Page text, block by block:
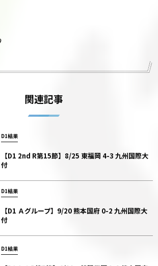
関連記事
D1結果
【D1 2nd R第15節】8/25 東福岡 4-3 九州国際大
付
D1結果
【D1 Ａグループ】9/20 熊本国府 0-2 九州国際大
付
D1結果